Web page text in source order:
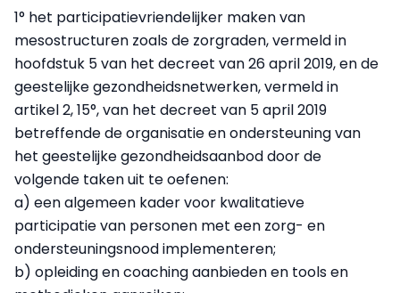
1° het participatievriendelijker maken van
mesostructuren zoals de zorgraden, vermeld in
hoofdstuk 5 van het decreet van 26 april 2019, en de
geestelijke gezondheidsnetwerken, vermeld in
artikel 2, 15°, van het decreet van 5 april 2019
betreffende de organisatie en ondersteuning van
het geestelijke gezondheidsaanbod door de
volgende taken uit te oefenen:
a) een algemeen kader voor kwalitatieve
participatie van personen met een zorg- en
ondersteuningsnood implementeren;
b) opleiding en coaching aanbieden en tools en